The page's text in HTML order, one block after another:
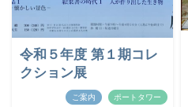
令和５年度 第１期コレ
クション展
ご案内 ポートタワー